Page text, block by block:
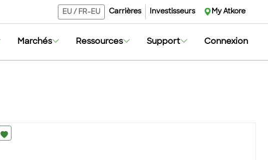
EU / FR-EU Carrières Investisseurs My Atkore
Marchés Ressources Support Connexion